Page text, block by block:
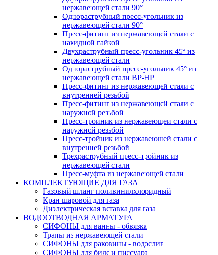
нержавеющей стали 90°
Однораструбный пресс-угольник из
нержавеющей стали 90°
Пресс-фитинг из нержавеющей стали с
накидной гайкой
Двухраструбный пресс-угольник 45° из
нержавеющей стали
Однораструбный пресс-угольник 45° из
нержавеющей стали ВР-НР
Пресс-фитинг из нержавеющей стали с
внутренней резьбой
Пресс-фитинг из нержавеющей стали с
наружной резьбой
Пресс-тройник из нержавеющей стали с
наружной резьбой
Пресс-тройник из нержавеющей стали с
внутренней резьбой
Трехраструбный пресс-тройник из
нержавеющей стали
Пресс-муфта из нержавеющей стали
КОМПЛЕКТУЮЩИЕ ДЛЯ ГАЗА
Газовый шланг поливинилхлоридный
Кран шаровой для газа
Диэлектрическая вставка для газа
ВОДООТВОДНАЯ АРМАТУРА
СИФОНЫ для ванны - обвязка
Трапы из нержавеющей стали
СИФОНЫ для раковины - водослив
СИФОНЫ для биде и писсуара